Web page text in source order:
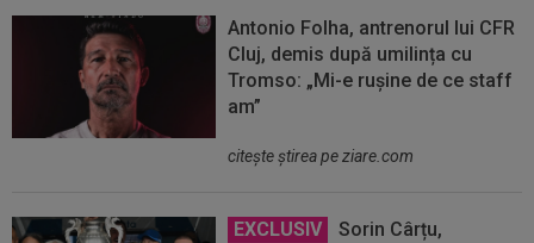
Antonio Folha, antrenorul lui CFR
Cluj, demis după umilința cu
Tromso: „Mi-e rușine de ce staff
am”
citeşte ştirea pe ziare.com
EXCLUSIV
Sorin Cârțu,